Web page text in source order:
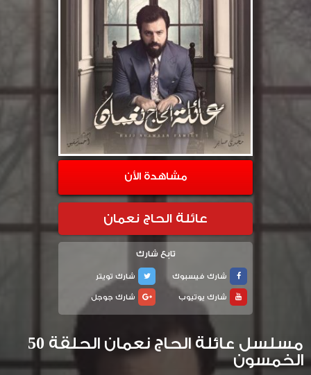
مشاهدة الأن
عائلة الحاج نعمان
تابع شارك
شارك فيسبوك
شارك تويتر
شارك يوتيوب
شارك جوجل
مسلسل عائلة الحاج نعمان الحلقة 50
الخمسون